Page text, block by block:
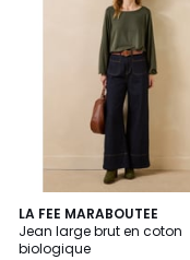
LA FEE MARABOUTEE
Jean large brut en coton
biologique
2
Couleurs